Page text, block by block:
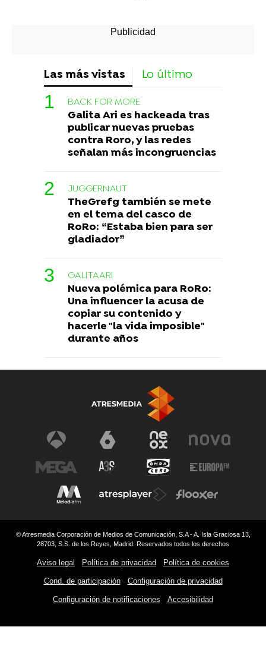
Las más vistas Lo último
BACK FOR MORE
Galita Ari es hackeada tras
publicar nuevas pruebas
contra Roro, y las redes
señalan más incongruencias
JUGGERNAUT
TheGrefg también se mete
en el tema del casco de
RoRo: “Estaba bien para ser
gladiador”
GALITAARI
Nueva polémica para RoRo:
Una influencer la acusa de
copiar su contenido y
hacerle "la vida imposible"
durante años
© Atresmedia Corporación de Medios de Comunicación, S.A - A. Isla Graciosa 13,
28703, S.S. de los Reyes, Madrid. Reservados todos los derechos
Aviso legal Política de privacidad Política de cookies
Cond. de participación Configuración de privacidad
Configuración de notificaciones Accesibilidad